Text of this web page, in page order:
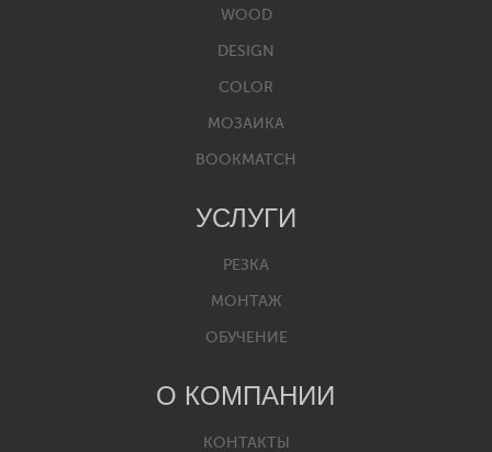
WOOD
DESIGN
COLOR
МОЗАИКА
BOOKMATCH
УСЛУГИ
РЕЗКА
МОНТАЖ
ОБУЧЕНИЕ
О КОМПАНИИ
КОНТАКТЫ